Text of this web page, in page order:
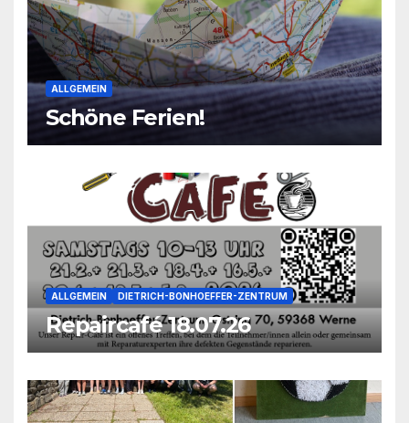
ALLGEMEIN
Schöne Ferien!
ALLGEMEIN DIETRICH-BONHOEFFER-ZENTRUM
Repaircafé 18.07.26